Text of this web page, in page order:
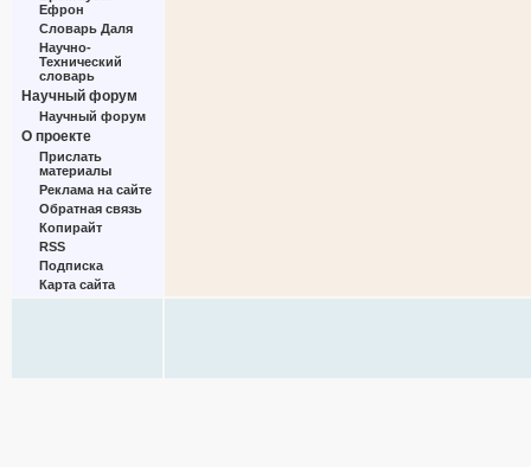
Ефрон
Словарь Даля
Научно-
Технический
словарь
Научный форум
Научный форум
О проекте
Прислать
материалы
Реклама на сайте
Обратная связь
Копирайт
RSS
Подписка
Карта сайта